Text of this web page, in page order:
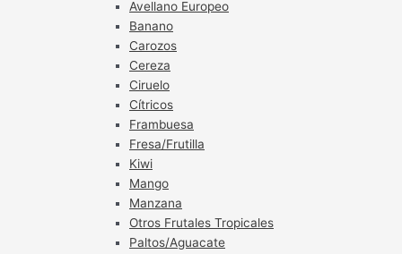
Avellano Europeo
Banano
Carozos
Cereza
Ciruelo
Cítricos
Frambuesa
Fresa/Frutilla
Kiwi
Mango
Manzana
Otros Frutales Tropicales
Paltos/Aguacate